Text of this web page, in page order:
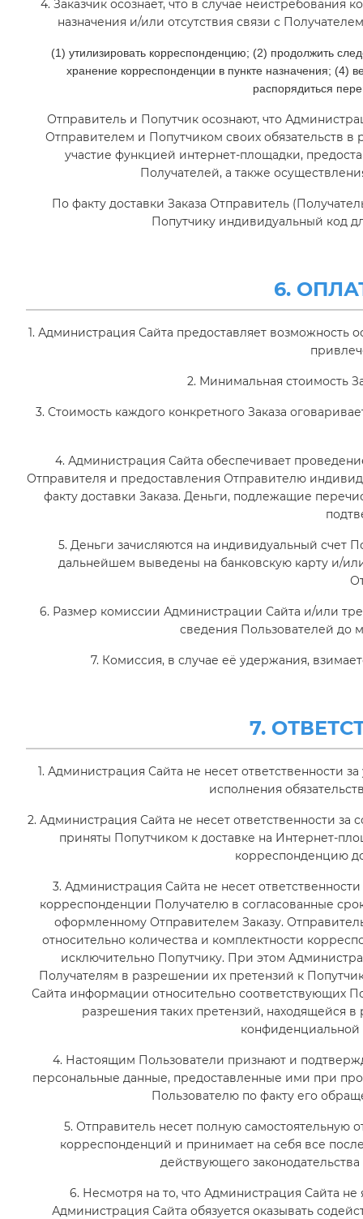
О НАС
ЦЕНЫ
ПОПУТЧИКУ
РУС ҚАЗ ENG
Войти
4. Заказчик осознает, что в случае
назначения и/или отсутствия связи с
(1) утилизировать корреспонденцию; (2) продолжить
хранение корреспонденции в пункте назначения; (4)
распорядиться
Отправитель и Попутчик осознают, что
Отправителем и Попутчиком своих обязательств
участие функцией интернет-площадки,
Получателей, а также
По факту доставки Заказа Отправитель
Попутчику индивидуальный код
6.
1. Администрация Сайта предоставляет
2. Минимальная стоимость
3. Стоимость каждого конкретного Заказа
4. Администрация Сайта обеспечивает
Отправителя и предоставления Отправителю
факту доставки Заказа. Деньги, подлежащие
5. Деньги зачисляются на индивидуальный счет
дальнейшем выведены на банковскую карту и/
6. Размер комиссии Администрации Сайта и/или
сведения Пользователей до
7. Комиссия, в случае её удержания,
7.
1. Администрация Сайта не несет ответственности
исполнения
2. Администрация Сайта не несет ответственности
приняты Попутчиком к доставке на Интернет-
корреспонденцию
3. Администрация Сайта не несет
корреспонденции Получателю в согласованные
оформленному Отправителем Заказу.
относительно количества и комплектности
исключительно Попутчику. При этом
Получателям в разрешении их претензий к
Сайта информации относительно соответствующих
разрешения таких претензий, находящейся
конфиденциальной
4. Настоящим Пользователи признают и
персональные данные, предоставленные ими при
Пользователю по факту его
5. Отправитель несет полную самостоятельную
корреспонденций и принимает на себя все
действующего
6. Несмотря на то, что Администрация Сайта не
Администрация Сайта обязуется оказывать